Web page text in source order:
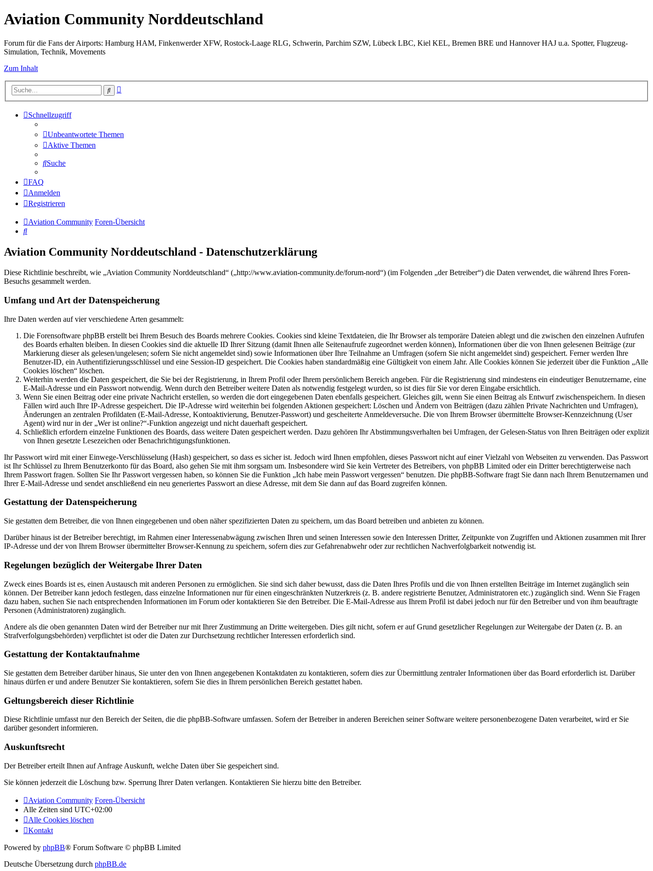
Aviation Community Norddeutschland
Forum für die Fans der Airports: Hamburg HAM, Finkenwerder XFW, Rostock-Laage RLG, Schwerin, Parchim SZW, Lübeck LBC, Kiel KEL, Bremen BRE und Hannover HAJ u.a. Spotter, Flugzeug-
Simulation, Technik, Movements
Zum Inhalt
Suche
Schnellzugriff
Unbeantwortete Themen
Aktive Themen
Suche
FAQ
Anmelden
Registrieren
Aviation Community Foren-Übersicht
Suche
Aviation Community Norddeutschland - Datenschutzerklärung
Diese Richtlinie beschreibt, wie „Aviation Community Norddeutschland“ („http://www.aviation-community.de/forum-nord“) (im Folgenden „der Betreiber“) die Daten verwendet, die während Ihres Foren-
Besuchs gesammelt werden.
Umfang und Art der Datenspeicherung
Ihre Daten werden auf vier verschiedene Arten gesammelt:
Die Forensoftware phpBB erstellt bei Ihrem Besuch des Boards mehrere Cookies. Cookies sind kleine Textdateien, die Ihr Browser als temporäre Dateien ablegt und die zwischen den einzelnen Aufrufen
des Boards erhalten bleiben. In diesen Cookies sind die aktuelle ID Ihrer Sitzung (damit Ihnen alle Seitenaufrufe zugeordnet werden können), Informationen über die von Ihnen gelesenen Beiträge (zur
Markierung dieser als gelesen/ungelesen; sofern Sie nicht angemeldet sind) sowie Informationen über Ihre Teilnahme an Umfragen (sofern Sie nicht angemeldet sind) gespeichert. Ferner werden Ihre
Benutzer-ID, ein Authentifizierungsschlüssel und eine Session-ID gespeichert. Die Cookies haben standardmäßig eine Gültigkeit von einem Jahr. Alle Cookies können Sie jederzeit über die Funktion „Alle
Cookies löschen“ löschen.
Weiterhin werden die Daten gespeichert, die Sie bei der Registrierung, in Ihrem Profil oder Ihrem persönlichem Bereich angeben. Für die Registrierung sind mindestens ein eindeutiger Benutzername, eine
E-Mail-Adresse und ein Passwort notwendig. Wenn durch den Betreiber weitere Daten als notwendig festgelegt wurden, so ist dies für Sie vor deren Eingabe ersichtlich.
Wenn Sie einen Beitrag oder eine private Nachricht erstellen, so werden die dort eingegebenen Daten ebenfalls gespeichert. Gleiches gilt, wenn Sie einen Beitrag als Entwurf zwischenspeichern. In diesen
Fällen wird auch Ihre IP-Adresse gespeichert. Die IP-Adresse wird weiterhin bei folgenden Aktionen gespeichert: Löschen und Ändern von Beiträgen (dazu zählen Private Nachrichten und Umfragen),
Änderungen an zentralen Profildaten (E-Mail-Adresse, Kontoaktivierung, Benutzer-Passwort) und gescheiterte Anmeldeversuche. Die von Ihrem Browser übermittelte Browser-Kennzeichnung (User
Agent) wird nur in der „Wer ist online?“-Funktion angezeigt und nicht dauerhaft gespeichert.
Schließlich erfordern einzelne Funktionen des Boards, dass weitere Daten gespeichert werden. Dazu gehören Ihr Abstimmungsverhalten bei Umfragen, der Gelesen-Status von Ihren Beiträgen oder explizit
von Ihnen gesetzte Lesezeichen oder Benachrichtigungsfunktionen.
Ihr Passwort wird mit einer Einwege-Verschlüsselung (Hash) gespeichert, so dass es sicher ist. Jedoch wird Ihnen empfohlen, dieses Passwort nicht auf einer Vielzahl von Webseiten zu verwenden. Das Passwort
ist Ihr Schlüssel zu Ihrem Benutzerkonto für das Board, also gehen Sie mit ihm sorgsam um. Insbesondere wird Sie kein Vertreter des Betreibers, von phpBB Limited oder ein Dritter berechtigterweise nach
Ihrem Passwort fragen. Sollten Sie Ihr Passwort vergessen haben, so können Sie die Funktion „Ich habe mein Passwort vergessen“ benutzen. Die phpBB-Software fragt Sie dann nach Ihrem Benutzernamen und
Ihrer E-Mail-Adresse und sendet anschließend ein neu generiertes Passwort an diese Adresse, mit dem Sie dann auf das Board zugreifen können.
Gestattung der Datenspeicherung
Sie gestatten dem Betreiber, die von Ihnen eingegebenen und oben näher spezifizierten Daten zu speichern, um das Board betreiben und anbieten zu können.
Darüber hinaus ist der Betreiber berechtigt, im Rahmen einer Interessenabwägung zwischen Ihren und seinen Interessen sowie den Interessen Dritter, Zeitpunkte von Zugriffen und Aktionen zusammen mit Ihrer
IP-Adresse und der von Ihrem Browser übermittelter Browser-Kennung zu speichern, sofern dies zur Gefahrenabwehr oder zur rechtlichen Nachverfolgbarkeit notwendig ist.
Regelungen bezüglich der Weitergabe Ihrer Daten
Zweck eines Boards ist es, einen Austausch mit anderen Personen zu ermöglichen. Sie sind sich daher bewusst, dass die Daten Ihres Profils und die von Ihnen erstellten Beiträge im Internet zugänglich sein
können. Der Betreiber kann jedoch festlegen, dass einzelne Informationen nur für einen eingeschränkten Nutzerkreis (z. B. andere registrierte Benutzer, Administratoren etc.) zugänglich sind. Wenn Sie Fragen
dazu haben, suchen Sie nach entsprechenden Informationen im Forum oder kontaktieren Sie den Betreiber. Die E-Mail-Adresse aus Ihrem Profil ist dabei jedoch nur für den Betreiber und von ihm beauftragte
Personen (Administratoren) zugänglich.
Andere als die oben genannten Daten wird der Betreiber nur mit Ihrer Zustimmung an Dritte weitergeben. Dies gilt nicht, sofern er auf Grund gesetzlicher Regelungen zur Weitergabe der Daten (z. B. an
Strafverfolgungsbehörden) verpflichtet ist oder die Daten zur Durchsetzung rechtlicher Interessen erforderlich sind.
Gestattung der Kontaktaufnahme
Sie gestatten dem Betreiber darüber hinaus, Sie unter den von Ihnen angegebenen Kontaktdaten zu kontaktieren, sofern dies zur Übermittlung zentraler Informationen über das Board erforderlich ist. Darüber
hinaus dürfen er und andere Benutzer Sie kontaktieren, sofern Sie dies in Ihrem persönlichen Bereich gestattet haben.
Geltungsbereich dieser Richtlinie
Diese Richtlinie umfasst nur den Bereich der Seiten, die die phpBB-Software umfassen. Sofern der Betreiber in anderen Bereichen seiner Software weitere personenbezogene Daten verarbeitet, wird er Sie
darüber gesondert informieren.
Auskunftsrecht
Der Betreiber erteilt Ihnen auf Anfrage Auskunft, welche Daten über Sie gespeichert sind.
Sie können jederzeit die Löschung bzw. Sperrung Ihrer Daten verlangen. Kontaktieren Sie hierzu bitte den Betreiber.
Aviation Community Foren-Übersicht
Alle Zeiten sind UTC+02:00
Alle Cookies löschen
Kontakt
Powered by phpBB® Forum Software © phpBB Limited
Deutsche Übersetzung durch phpBB.de